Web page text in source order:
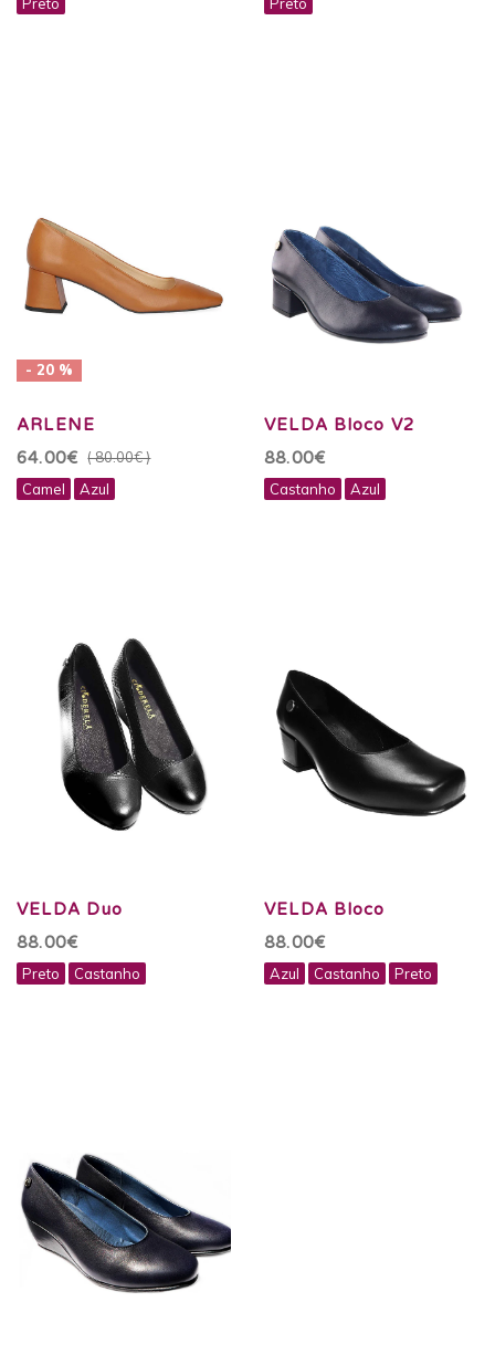
Preto
Preto
- 20 %
ARLENE
64.00€ ( 80.00€ )
Camel
Azul
VELDA Bloco V2
88.00€
Castanho Azul
VELDA Duo
88.00€
Preto Castanho
VELDA Bloco
88.00€
Azul Castanho Preto